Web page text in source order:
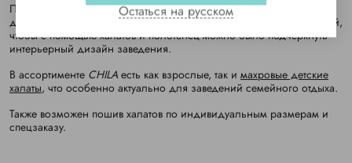
Плюшевые халаты имеются как в традиционном белом, так и в
других цветах, таких как беж, розовый, персиковый, серый, черный,
чтобы с помощью халатов и полотенец можно было подчеркнуть
интерьерный дизайн заведения.
В ассортименте CHILA есть как взрослые, так и махровые детские
халаты, что особенно актуально для заведений семейного отдыха.
Также возможен пошив халатов по индивидуальным размерам и
спецзаказу.
Остаться на русском